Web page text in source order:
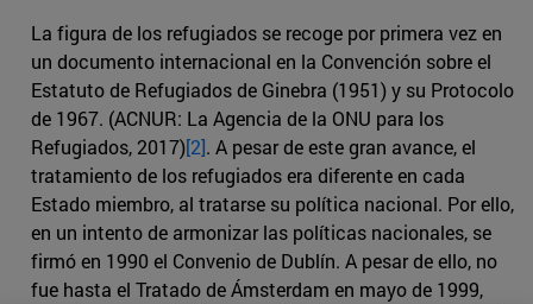
La figura de los refugiados se recoge por primera vez en
un documento internacional en la Convención sobre el
Estatuto de Refugiados de Ginebra (1951) y su Protocolo
de 1967. (ACNUR: La Agencia de la ONU para los
Refugiados, 2017)[2]. A pesar de este gran avance, el
tratamiento de los refugiados era diferente en cada
Estado miembro, al tratarse su política nacional. Por ello,
en un intento de armonizar las políticas nacionales, se
firmó en 1990 el Convenio de Dublín. A pesar de ello, no
fue hasta el Tratado de Ámsterdam en mayo de 1999,